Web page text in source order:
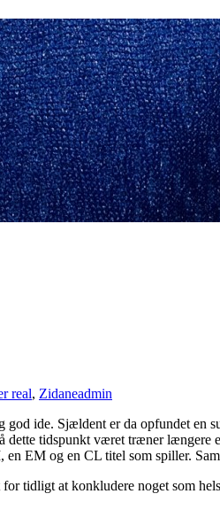
real, Zidaneadmin
ide. Sjældent er da opfundet en
tidspunkt været træner
EM og en CL titel som spiller.
tidligt at konkludere noget som